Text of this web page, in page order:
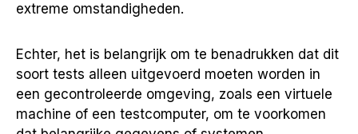
extreme omstandigheden.
Echter, het is belangrijk om te benadrukken dat dit
soort tests alleen uitgevoerd moeten worden in
een gecontroleerde omgeving, zoals een virtuele
machine of een testcomputer, om te voorkomen